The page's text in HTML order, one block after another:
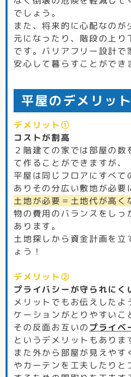
でしょう。
また、将来的に心配なのが
元になったり、階段の上り
です。バリアフリー設計で
安心して暮らすことができ
平屋のデメリッ
デメリット①
コストが割高
２階建ての家では部屋の数
て作ることができますが、
平屋は同じフロアにすべて
ありその分広い敷地が必要
土地が必要＝土地代が高く
物の費用のバランスをしっ
あります。
土地探しから資金計画を立
ょう！
デメリット②
プライバシーが守られにく
メリットでもお伝えしたよ
ケーションがとりやすいこ
その反面お互いのプライベ
というデメリットもありま
また外から部屋が見えやす
やカーテンを工夫したりと